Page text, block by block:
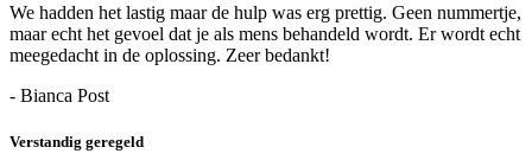
We hadden het lastig maar de hulp was erg prettig. Geen nummertje,
maar echt het gevoel dat je als mens behandeld wordt. Er wordt echt
meegedacht in de oplossing. Zeer bedankt!
- Bianca Post
Verstandig geregeld